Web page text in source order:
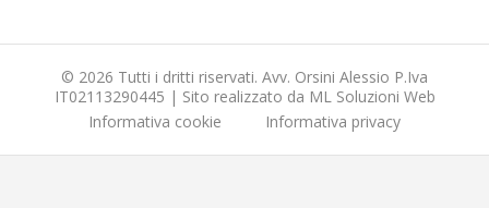
© 2026 Tutti i dritti riservati. Avv. Orsini Alessio P.Iva
IT02113290445 | Sito realizzato da ML Soluzioni Web
Informativa cookie
Informativa privacy